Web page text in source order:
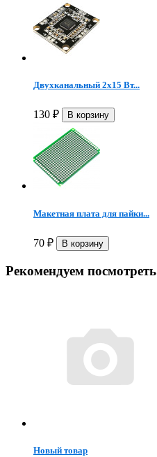
Двухканальный 2x15 Вт...
130 ₽
Макетная плата для пайки...
70 ₽
Рекомендуем посмотреть
Новый товар